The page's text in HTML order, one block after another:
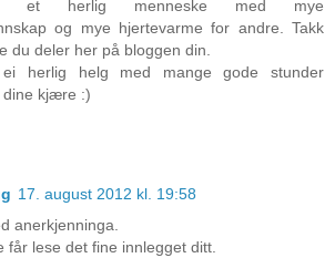
et herlig menneske med mye
og mye hjertevarme for andre. Takk
du deler her på bloggen din.
herlig helg med mange gode stunder
dine kjære :)
17. august 2012 kl. 19:58
anerkjenninga.
får lese det fine innlegget ditt.